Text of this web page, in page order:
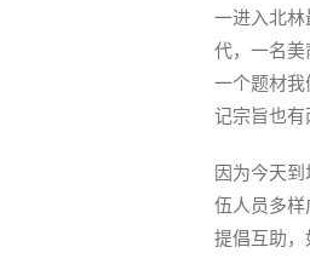
一进入北
代，一名
一个题材
记宗旨也有
因为今天
伍人员多
提倡互助，